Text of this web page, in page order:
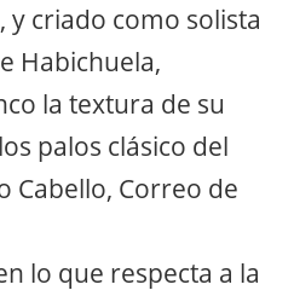
y criado como solista
Habichuela,
la textura de su
palos clásico del
Cabello, Correo de
lo que respecta a la